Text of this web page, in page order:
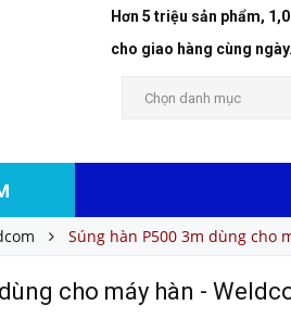
Hơn 5 triệu sản phẩm,
cho giao hàng cùng ngày.
Chọn danh mục
Súng hàn P500 3m dùng cho
cho máy hàn -
cho máy hàn - Weldcom